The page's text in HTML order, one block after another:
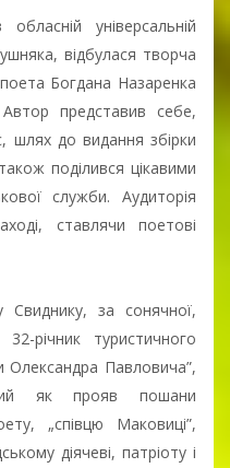
універсальній
відбулася творча
Богдана Назаренка
Автор представив себе,
шлях до видання збірки
поділився цікавими
служби. Аудиторія
ставлячи поетові
Свиднику, за сонячної,
річник туристичного
Павловича”,
як прояв пошани
„співцю Маковиці”,
діячеві, патріоту і